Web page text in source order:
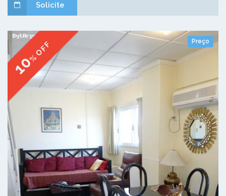
Solicite
Preço
10
% OFF